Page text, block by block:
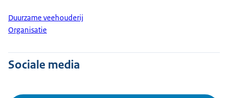
Duurzame veehouderij
Organisatie
Sociale media